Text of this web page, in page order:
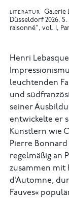
LITERATUR
Galerie
Düsseldorf 2026, S.
raisonné", vol. I,
Henri
leuchtenden
und
seiner
entwickelte er
Künstlern wie
Pierre
regelmäßig an
zusammen mit
d’Automne,
Fauves«